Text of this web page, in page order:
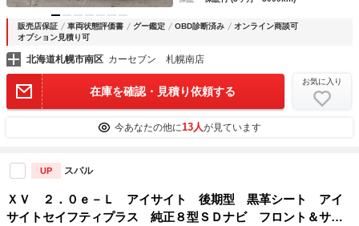
販売店保証 車両状態評価書 グー鑑定 OBD診断済み
オンライン商談可
オプション見積り可
北海道札幌市南区 カーセブン 札幌南店
在庫を確認・見積り依頼する
お気に入り
今あなたの他に13人が見ています
UP スバル
ＸＶ ２．０ｅ－Ｌ アイサイト 後期型 黒革シート アイ
サイトセイフティプラス 純正８型ＳＤナビ フロント＆サイ